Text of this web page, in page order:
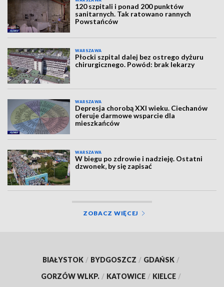
120 szpitali i ponad 200 punktów
sanitarnych. Tak ratowano rannych
Powstańców
WARSZAWA
Płocki szpital dalej bez ostrego dyżuru
chirurgicznego. Powód: brak lekarzy
WARSZAWA
Depresja chorobą XXI wieku. Ciechanów
oferuje darmowe wsparcie dla
mieszkańców
WARSZAWA
W biegu po zdrowie i nadzieję. Ostatni
dzwonek, by się zapisać
ZOBACZ WIĘCEJ
BIAŁYSTOK / BYDGOSZCZ / GDAŃSK /
GORZÓW WLKP. / KATOWICE / KIELCE /